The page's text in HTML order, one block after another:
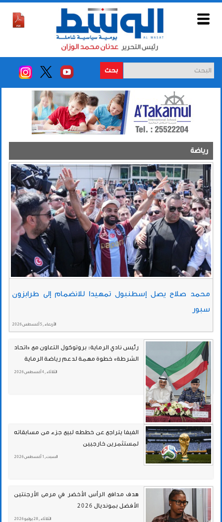
بحث
رياضة
محمد صلاح يصل إسطنبول تمهيدا للانضمام إلى طرابزون
سبور
الأربعاء , 5 أغسطس 2026
رئيس نادي الرماية: بروتوكول التعاون مع «اتحاد
الشرطة» خطوة مهمة لدعم رياضة الرماية
الثلاثاء , 4 أغسطس 2026
الفيفا يتراجع عن خططه لبيع جزء من مسابقاته
لمستثمرين خارجيين
السبت , 1 أغسطس 2026
هدف مدافع الرأس الأخضر في مرمى الأرجنتين
الأفضل بمونديال 2026
الثلاثاء , 28 يوليو 2026